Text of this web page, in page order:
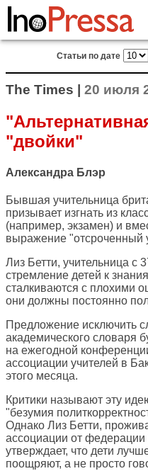
Статьи по дате
The Times | 20 июля
"двойки"
Александра Блэр
Бывшая учительница
призывает изгнать из
(например, экзамен) и
выражение "отсроченный
Лиз Бетти, учительница с
стремление детей к
сталкиваются с плохими
они должны постоянно
Предложение исключить
академического словаря
на ежегодной
ассоциации учителей в
этого месяца.
Критики называют эту
"безумия
Однако Лиз Бетти,
ассоциации от
утверждает, что дети
поощряют, а не просто